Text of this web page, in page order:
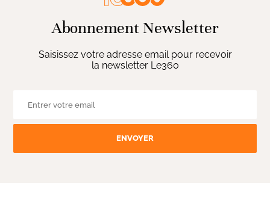
Abonnement Newsletter
Saisissez votre adresse email pour recevoir
la newsletter Le360
ENVOYER